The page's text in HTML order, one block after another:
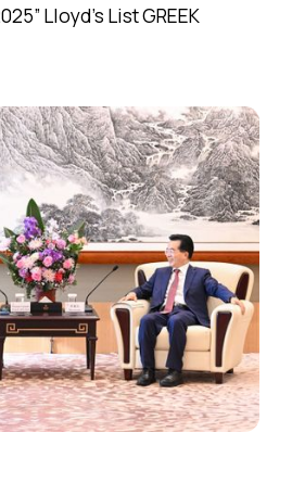
Lloyd’s List GREEK